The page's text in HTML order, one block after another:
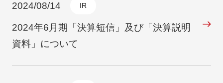
2024/08/14 IR
2024年6月期「決算短信」及び「決算説明
資料」について